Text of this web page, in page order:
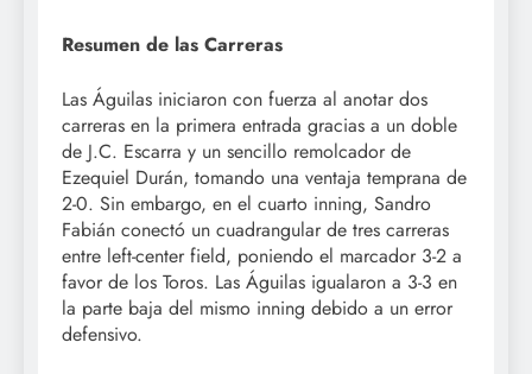
Resumen de las Carreras
Las Águilas iniciaron con fuerza al anotar dos
carreras en la primera entrada gracias a un doble
de J.C. Escarra y un sencillo remolcador de
Ezequiel Durán, tomando una ventaja temprana de
2-0. Sin embargo, en el cuarto inning, Sandro
Fabián conectó un cuadrangular de tres carreras
entre left-center field, poniendo el marcador 3-2 a
favor de los Toros. Las Águilas igualaron a 3-3 en
la parte baja del mismo inning debido a un error
defensivo.